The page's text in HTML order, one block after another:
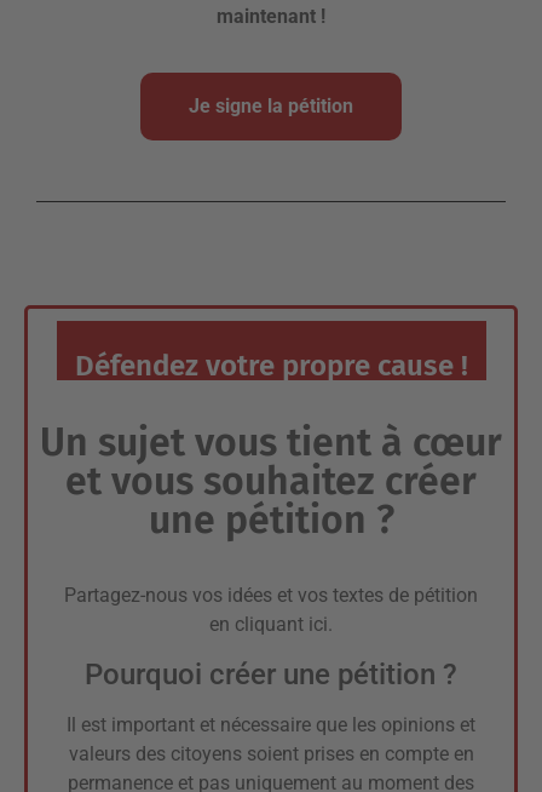
maintenant !
Je signe la pétition
Défendez votre propre cause !
Un sujet vous tient à cœur
et vous souhaitez créer
une pétition ?
Partagez-nous vos idées et vos textes de pétition
en cliquant ici.
Pourquoi créer une pétition ?
Il est important et nécessaire que les opinions et
valeurs des citoyens soient prises en compte en
permanence et pas uniquement au moment des